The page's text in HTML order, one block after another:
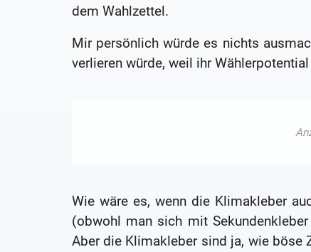
dem Wahlzettel.
Mir persönlich würde es nichts
verlieren würde, weil ihr
Wie wäre es, wenn die Klimakleber
(obwohl man sich mit
Aber die Klimakleber sind ja, wie böse